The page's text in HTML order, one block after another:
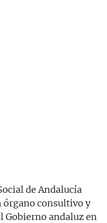
de Andalucía
órgano consultivo y
Gobierno andaluz en